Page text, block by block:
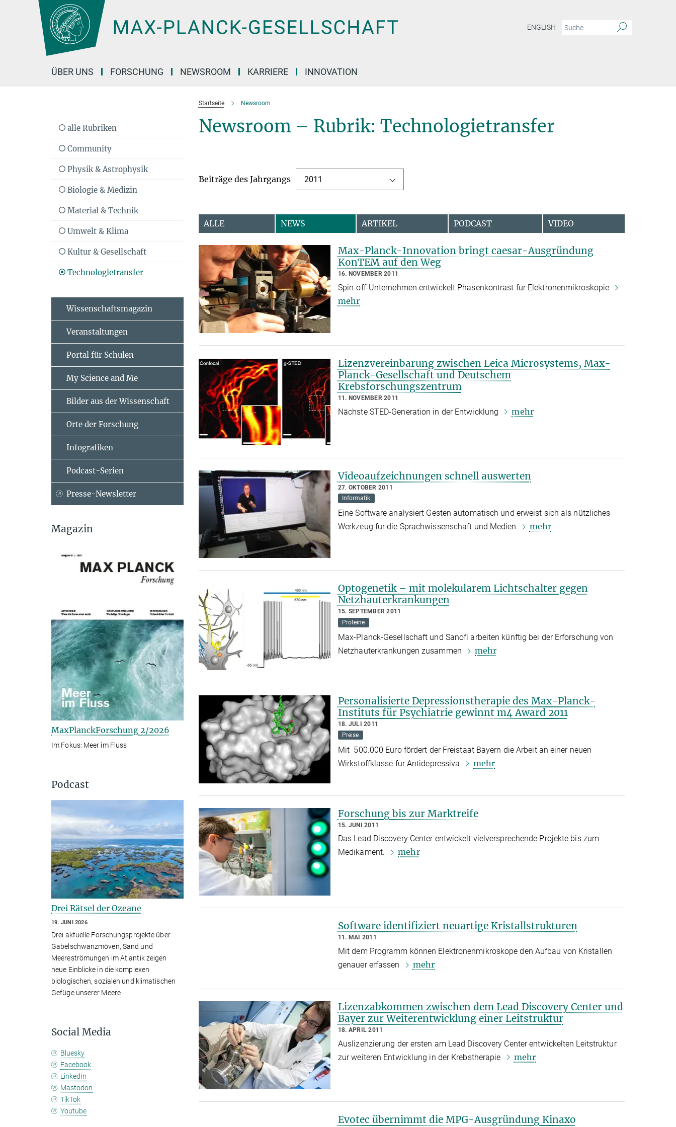
Hauptinhalt
ENGLISH
ÜBER UNS FORSCHUNG NEWSROOM KARRIERE INNOVATION
Startseite Newsroom
Newsroom – Rubrik: Technologietransfer
Beiträge des Jahrgangs 2011
ALLE NEWS ARTIKEL PODCAST VIDEO
Max-Planck-Innovation bringt caesar-Ausgründung
KonTEM auf den Weg
16. NOVEMBER 2011
Spin-off-Unternehmen entwickelt Phasenkontrast für Elektronenmikroskopie
mehr
Lizenzvereinbarung zwischen Leica Microsystems, Max-
Planck-Gesellschaft und Deutschem
Krebsforschungszentrum
11. NOVEMBER 2011
Nächste STED-Generation in der Entwicklung mehr
Videoaufzeichnungen schnell auswerten
27. OKTOBER 2011
Informatik
Eine Software analysiert Gesten automatisch und erweist sich als nützliches
Werkzeug für die Sprachwissenschaft und Medien
mehr
Optogenetik – mit molekularem Lichtschalter gegen
Netzhauterkrankungen
15. SEPTEMBER 2011
Proteine
Max-Planck-Gesellschaft und Sanofi arbeiten künftig bei der Erforschung von
Netzhauterkrankungen zusammen
mehr
Personalisierte Depressionstherapie des Max-Planck-
Instituts für Psychiatrie gewinnt m4 Award 2011
18. JULI 2011
Preise
Mit 500.000 Euro fördert der Freistaat Bayern die Arbeit an einer neuen
Wirkstoffklasse für Antidepressiva
mehr
Forschung bis zur Marktreife
15. JUNI 2011
Das Lead Discovery Center entwickelt vielversprechende Projekte bis zum
Medikament.
mehr
Software identifiziert neuartige Kristallstrukturen
11. MAI 2011
Mit dem Programm können Elektronenmikroskope den Aufbau von Kristallen
genauer erfassen
mehr
Lizenzabkommen zwischen dem Lead Discovery Center und
Bayer zur Weiterentwicklung einer Leitstruktur
18. APRIL 2011
Auslizenzierung der ersten am Lead Discovery Center entwickelten Leitstruktur
zur weiteren Entwicklung in der Krebstherapie
mehr
Evotec übernimmt die MPG-Ausgründung Kinaxo
alle Rubriken
Community
Physik & Astrophysik
Biologie & Medizin
Material & Technik
Umwelt & Klima
Kultur & Gesellschaft
Technologietransfer
Wissenschaftsmagazin
Veranstaltungen
Portal für Schulen
My Science and Me
Bilder aus der Wissenschaft
Orte der Forschung
Infografiken
Podcast-Serien
Presse-Newsletter
Magazin
MaxPlanckForschung 2/2026
Im Fokus: Meer im Fluss
Podcast
Drei Rätsel der Ozeane
19. JUNI 2026
Drei aktuelle Forschungsprojekte über
Gabelschwanzmöven, Sand und
Meereströmungen im Atlantik zeigen
neue Einblicke in die komplexen
biologischen, sozialen und klimatischen
Gefüge unserer Meere
Social Media
Bluesky
Facebook
LinkedIn
Mastodon
TikTok
Youtube